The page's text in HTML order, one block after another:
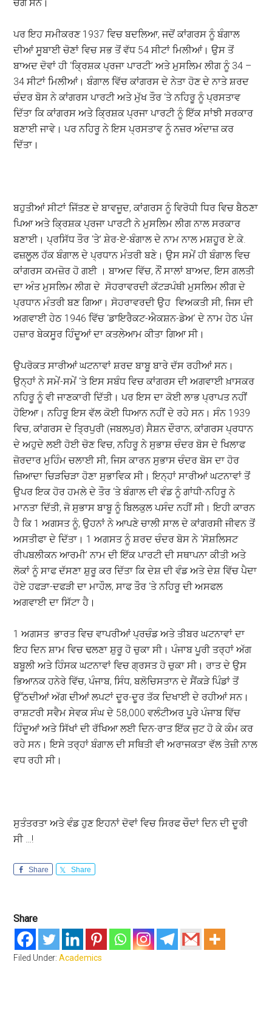
ਚੰਗੇ ਸਨ।
ਪਰ ਇਹ ਸਮੀਕਰਣ 1937 ਵਿਚ ਬਦਲਿਆ, ਜਦੋਂ ਕਾਂਗਰਸ ਨੂੰ ਬੰਗਾਲ
ਦੀਆਂ ਸੂਬਾਈ ਚੋਣਾਂ ਵਿਚ ਸਭ ਤੋਂ ਵੱਧ 54 ਸੀਟਾਂ ਮਿਲੀਆਂ। ਉਸ ਤੋਂ
ਬਾਅਦ ਦੋਵਾਂ ਹੀ ‘ਕ੍ਰਿਸ਼ਕ ਪ੍ਰਜਾ ਪਾਰਟੀ’ ਅਤੇ ਮੁਸਲਿਮ ਲੀਗ ਨੂੰ 34 –
34 ਸੀਟਾਂ ਮਿਲੀਆਂ। ਬੰਗਾਲ ਵਿੱਚ ਕਾਂਗਰਸ ਦੇ ਨੇਤਾ ਹੋਣ ਦੇ ਨਾਤੇ ਸ਼ਰਦ
ਚੰਦਰ ਬੋਸ ਨੇ ਕਾਂਗਰਸ ਪਾਰਟੀ ਅਤੇ ਮੁੱਖ ਤੌਰ ‘ਤੇ ਨਹਿਰੂ ਨੂੰ ਪ੍ਰਸਤਾਵ
ਦਿੱਤਾ ਕਿ ਕਾਂਗਰਸ ਅਤੇ ਕ੍ਰਿਸ਼ਕ ਪ੍ਰਜਾ ਪਾਰਟੀ ਨੂੰ ਇੱਕ ਸਾਂਝੀ ਸਰਕਾਰ
ਬਣਾਈ ਜਾਵੇ। ਪਰ ਨਹਿਰੂ ਨੇ ਇਸ ਪ੍ਰਸਤਾਵ ਨੂੰ ਨਜ਼ਰ ਅੰਦਾਜ਼ ਕਰ
ਦਿੱਤਾ।
ਬਹੁਤੀਆਂ ਸੀਟਾਂ ਜਿੱਤਣ ਦੇ ਬਾਵਜੂਦ, ਕਾਂਗਰਸ ਨੂੰ ਵਿਰੋਧੀ ਧਿਰ ਵਿਚ ਬੈਠਣਾ
ਪਿਆ ਅਤੇ ਕ੍ਰਿਸ਼ਕ ਪ੍ਰਜਾ ਪਾਰਟੀ ਨੇ ਮੁਸਲਿਮ ਲੀਗ ਨਾਲ ਸਰਕਾਰ
ਬਣਾਈ। ਪ੍ਰਸਿੱਧ ਤੌਰ ‘ਤੇ’ ਸ਼ੇਰ-ਏ-ਬੰਗਾਲ ਦੇ ਨਾਮ ਨਾਲ ਮਸ਼ਹੂਰ ਏ.ਕੇ.
ਫਜ਼ਲੂਲ ਹੱਕ ਬੰਗਾਲ ਦੇ ਪ੍ਰਧਾਨ ਮੰਤਰੀ ਬਣੇ। ਉਸ ਸਮੇਂ ਹੀ ਬੰਗਾਲ ਵਿਚ
ਕਾਂਗਰਸ ਕਮਜ਼ੋਰ ਹੋ ਗਈ । ਬਾਅਦ ਵਿੱਚ, ਨੌਂ ਸਾਲਾਂ ਬਾਅਦ, ਇਸ ਗਲਤੀ
ਦਾ ਅੰਤ ਮੁਸਲਿਮ ਲੀਗ ਦੇ ਸੋਹਰਾਵਰਦੀ ਕੱਟੜਪੰਥੀ ਮੁਸਲਿਮ ਲੀਗ ਦੇ
ਪ੍ਰਧਾਨ ਮੰਤਰੀ ਬਣ ਗਿਆ। ਸੋਹਰਾਵਰਦੀ ਉਹ ਵਿਅਕਤੀ ਸੀ, ਜਿਸ ਦੀ
ਅਗਵਾਈ ਹੇਠ 1946 ਵਿੱਚ ‘ਡਾਇਰੈਕਟ-ਐਕਸ਼ਨ-ਡੇਅ’ ਦੇ ਨਾਮ ਹੇਠ ਪੰਜ
ਹਜ਼ਾਰ ਬੇਕਸੂਰ ਹਿੰਦੂਆਂ ਦਾ ਕਤਲੇਆਮ ਕੀਤਾ ਗਿਆ ਸੀ।
ਉਪਰੋਕਤ ਸਾਰੀਆਂ ਘਟਨਾਵਾਂ ਸ਼ਰਦ ਬਾਬੂ ਬਾਰੇ ਦੱਸ ਰਹੀਆਂ ਸਨ।
ਉਨ੍ਹਾਂ ਨੇ ਸਮੇਂ-ਸਮੇਂ ‘ਤੇ ਇਸ ਸਬੰਧ ਵਿਚ ਕਾਂਗਰਸ ਦੀ ਅਗਵਾਈ ਖ਼ਾਸਕਰ
ਨਹਿਰੂ ਨੂੰ ਵੀ ਜਾਣਕਾਰੀ ਦਿੱਤੀ। ਪਰ ਇਸ ਦਾ ਕੋਈ ਲਾਭ ਪ੍ਰਾਪਤ ਨਹੀਂ
ਹੋਇਆ। ਨਹਿਰੂ ਇਸ ਵੱਲ ਕੋਈ ਧਿਆਨ ਨਹੀਂ ਦੇ ਰਹੇ ਸਨ। ਸੰਨ 1939
ਵਿਚ, ਕਾਂਗਰਸ ਦੇ ਤ੍ਰਿਪੁਰੀ (ਜਬਲਪੁਰ) ਸੈਸ਼ਨ ਦੌਰਾਨ, ਕਾਂਗਰਸ ਪ੍ਰਧਾਨ
ਦੇ ਅਹੁਦੇ ਲਈ ਹੋਈ ਚੋਣ ਵਿਚ, ਨਹਿਰੂ ਨੇ ਸੁਭਾਸ਼ ਚੰਦਰ ਬੋਸ ਦੇ ਖਿਲਾਫ
ਜ਼ੋਰਦਾਰ ਮੁਹਿੰਮ ਚਲਾਈ ਸੀ, ਜਿਸ ਕਾਰਨ ਸੁਭਾਸ ਚੰਦਰ ਬੋਸ ਦਾ ਹੋਰ
ਜ਼ਿਆਦਾ ਚਿੜਚਿੜਾ ਹੋਣਾ ਸੁਭਾਵਿਕ ਸੀ। ਇਨ੍ਹਾਂ ਸਾਰੀਆਂ ਘਟਨਾਵਾਂ ਤੋਂ
ਉਪਰ ਇਕ ਹੋਰ ਹਮਲੇ ਦੇ ਤੌਰ ‘ਤੇ ਬੰਗਾਲ ਦੀ ਵੰਡ ਨੂੰ ਗਾਂਧੀ-ਨਹਿਰੂ ਨੇ
ਮਾਨਤਾ ਦਿੱਤੀ, ਜੋ ਸੁਭਾਸ ਬਾਬੂ ਨੂੰ ਬਿਲਕੁਲ ਪਸੰਦ ਨਹੀਂ ਸੀ। ਇਹੀ ਕਾਰਨ
ਹੈ ਕਿ 1 ਅਗਸਤ ਨੂੰ, ਉਹਨਾਂ ਨੇ ਆਪਣੇ ਚਾਲੀ ਸਾਲ ਦੇ ਕਾਂਗਰਸੀ ਜੀਵਨ ਤੋਂ
ਅਸਤੀਫਾ ਦੇ ਦਿੱਤਾ। 1 ਅਗਸਤ ਨੂੰ ਸ਼ਰਦ ਚੰਦਰ ਬੋਸ ਨੇ ‘ਸੋਸ਼ਲਿਸਟ
ਰੀਪਬਲੀਕਨ ਆਰਮੀ’ ਨਾਮ ਦੀ ਇੱਕ ਪਾਰਟੀ ਦੀ ਸਥਾਪਨਾ ਕੀਤੀ ਅਤੇ
ਲੋਕਾਂ ਨੂੰ ਸਾਫ ਦੱਸਣਾ ਸ਼ੁਰੂ ਕਰ ਦਿੱਤਾ ਕਿ ਦੇਸ਼ ਦੀ ਵੰਡ ਅਤੇ ਦੇਸ਼ ਵਿੱਚ ਪੈਦਾ
ਹੋਏ ਹਫੜਾ-ਦਫੜੀ ਦਾ ਮਾਹੌਲ, ਸਾਫ ਤੌਰ ‘ਤੇ ਨਹਿਰੂ ਦੀ ਅਸਫਲ
ਅਗਵਾਈ ਦਾ ਸਿੱਟਾ ਹੈ।
1 ਅਗਸਤ ਭਾਰਤ ਵਿਚ ਵਾਪਰੀਆਂ ਪ੍ਰਚੰਡ ਅਤੇ ਤੀਬਰ ਘਟਨਾਵਾਂ ਦਾ
ਇਹ ਦਿਨ ਸ਼ਾਮ ਵਿਚ ਢਲਣਾ ਸ਼ੁਰੂ ਹੋ ਚੁਕਾ ਸੀ। ਪੰਜਾਬ ਪੂਰੀ ਤਰ੍ਹਾਂ ਅੱਗ
ਬਬੂਲੀ ਅਤੇ ਹਿੰਸਕ ਘਟਨਾਵਾਂ ਵਿਚ ਗ੍ਰਸਤ ਹੋ ਚੁਕਾ ਸੀ। ਰਾਤ ਦੇ ਉਸ
ਭਿਆਨਕ ਹਨੇਰੇ ਵਿੱਚ, ਪੰਜਾਬ, ਸਿੰਧ, ਬਲੋਚਿਸਤਾਨ ਦੇ ਸੈਂਕੜੇ ਪਿੰਡਾਂ ਤੋਂ
ਉੱਠਦੀਆਂ ਅੱਗ ਦੀਆਂ ਲਪਟਾਂ ਦੂਰ-ਦੂਰ ਤੱਕ ਦਿਖਾਈ ਦੇ ਰਹੀਆਂ ਸਨ।
ਰਾਸ਼ਟਰੀ ਸਵੈਮ ਸੇਵਕ ਸੰਘ ਦੇ 58,000 ਵਲੰਟੀਅਰ ਪੂਰੇ ਪੰਜਾਬ ਵਿੱਚ
ਹਿੰਦੂਆਂ ਅਤੇ ਸਿੱਖਾਂ ਦੀ ਰੱਖਿਆ ਲਈ ਦਿਨ-ਰਾਤ ਇੱਕ ਜੁਟ ਹੋ ਕੇ ਕੰਮ ਕਰ
ਰਹੇ ਸਨ। ਇਸੇ ਤਰ੍ਹਾਂ ਬੰਗਾਲ ਦੀ ਸਥਿਤੀ ਵੀ ਅਰਾਜਕਤਾ ਵੱਲ ਤੇਜ਼ੀ ਨਾਲ
ਵਧ ਰਹੀ ਸੀ।
ਸੁਤੰਤਰਤਾ ਅਤੇ ਵੰਡ ਹੁਣ ਇਹਨਾਂ ਦੋਵਾਂ ਵਿਚ ਸਿਰਫ ਚੌਦਾਂ ਦਿਨ ਦੀ ਦੂਰੀ
ਸੀ …!
Share Share
Share
Filed Under:Academics